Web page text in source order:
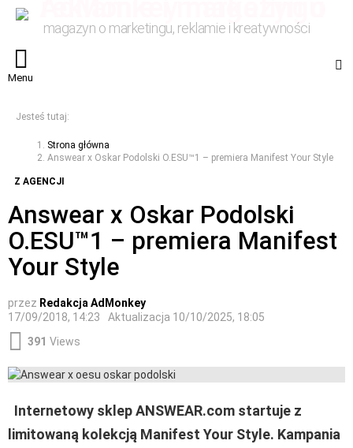
magazyn o marketingu, reklamie i kreatywności
Menu
Jesteś tutaj:
Strona główna
Answear x Oskar Podolski O.ESU™1 – premiera Manifest Your Style
Z AGENCJI
Answear x Oskar Podolski
O.ESU™1 – premiera Manifest
Your Style
przez Redakcja AdMonkey
17/09/2018, 14:23
Aktualizacja 10/10/2025, 18:05
391 Views
Internetowy sklep ANSWEAR.com startuje z
limitowaną kolekcją Manifest Your Style. Kampania